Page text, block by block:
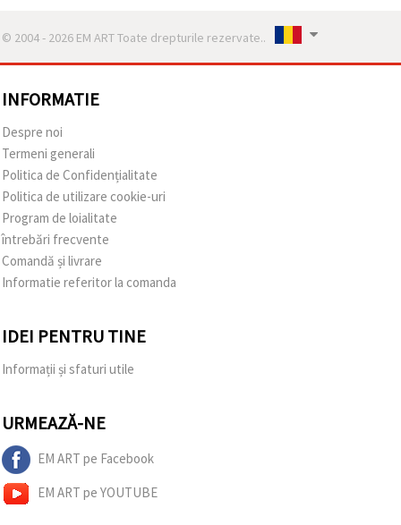
© 2004 - 2026 EM ART Toate drepturile rezervate..
INFORMATIE
Despre noi
Termeni generali
Politica de Confidențialitate
Politica de utilizare cookie-uri
Program de loialitate
întrebări frecvente
Comandă și livrare
Informatie referitor la comanda
IDEI PENTRU TINE
Informații și sfaturi utile
URMEAZĂ-NE
EM ART pe Facebook
EM ART pe YOUTUBE